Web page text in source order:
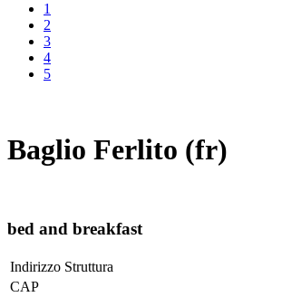
1
2
3
4
5
Baglio Ferlito (fr)
bed and breakfast
Indirizzo Struttura
CAP